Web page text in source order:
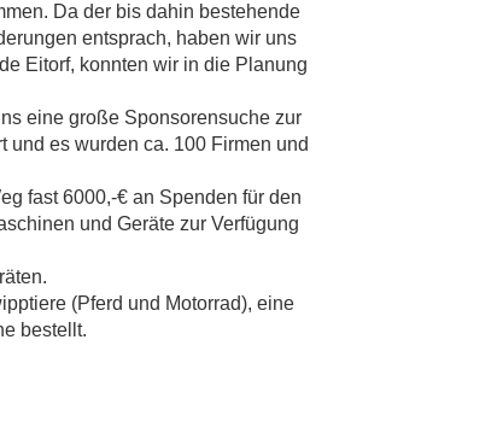
Da der bis dahin bestehende
entsprach, haben wir uns
Eitorf, konnten wir in die Planung
eine große Sponsorensuche zur
und es wurden ca. 100 Firmen und
fast 6000,-€ an Spenden für den
und Geräte zur Verfügung
(Pferd und Motorrad), eine
bestellt.